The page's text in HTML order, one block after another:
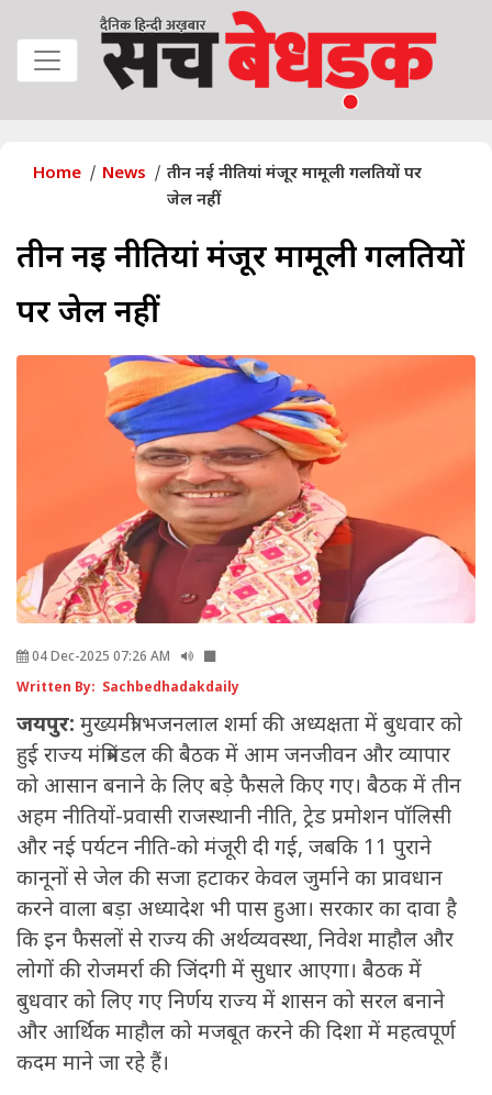
Home News
तीन नई नीतियां मंजूर मामूली गलतियों पर
जेल नहीं
तीन नई नीतियां मंजूर मामूली गलतियों
पर जेल नहीं
04 Dec-2025 07:26 AM
Written By: Sachbedhadakdaily
जयपुर: मुख्यमंत्री भजनलाल शर्मा की अध्यक्षता में बुधवार को
हुई राज्य मंत्रिमंडल की बैठक में आम जनजीवन और व्यापार
को आसान बनाने के लिए बड़े फैसले किए गए। बैठक में तीन
अहम नीतियों-प्रवासी राजस्थानी नीति, ट्रेड प्रमोशन पॉलिसी
और नई पर्यटन नीति-को मंजूरी दी गई, जबकि 11 पुराने
कानूनों से जेल की सजा हटाकर केवल जुर्माने का प्रावधान
करने वाला बड़ा अध्यादेश भी पास हुआ। सरकार का दावा है
कि इन फैसलों से राज्य की अर्थव्यवस्था, निवेश माहौल और
लोगों की रोजमर्रा की जिंदगी में सुधार आएगा। बैठक में
बुधवार को लिए गए निर्णय राज्य में शासन को सरल बनाने
और आर्थिक माहौल को मजबूत करने की दिशा में महत्वपूर्ण
कदम माने जा रहे हैं।